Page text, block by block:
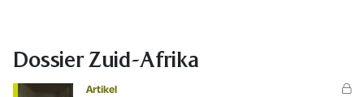
Dossier Zuid-Afrika
Artikel